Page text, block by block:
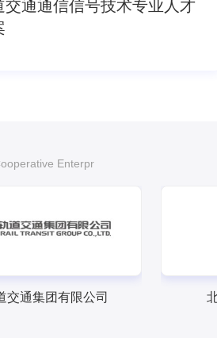
交通通信信号技术专业人才
Enterpr
交通集团有限公司